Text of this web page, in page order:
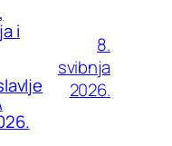
i
8.
svibnja
2026.